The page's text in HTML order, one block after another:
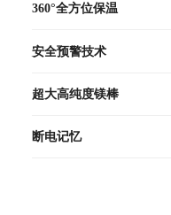
360°全方位保温
安全预警技术
超大高纯度镁棒
断电记忆